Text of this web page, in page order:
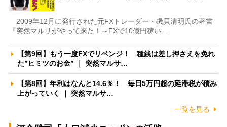
2009年12月に発行された元FXトレーダー・磯貝清明氏の著書
『突然マルサがやって来た！～FXで10億円稼い…
【第9回】もう一度FXでリベンジ！ 種銭は差し押さえを免れ
た”ヒミツのお金” ｜ 突然マルサ…
【第8回】年利はなんと14.6％！ 毎日5万円超の延滞税が積み
上がっていく ｜ 突然マルサ…
一覧を見る